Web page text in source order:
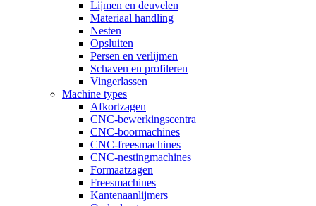
Lijmen en deuvelen
Materiaal handling
Nesten
Opsluiten
Persen en verlijmen
Schaven en profileren
Vingerlassen
Machine types
Afkortzagen
CNC-bewerkingscentra
CNC-boormachines
CNC-freesmachines
CNC-nestingmachines
Formaatzagen
Freesmachines
Kantenaanlijmers